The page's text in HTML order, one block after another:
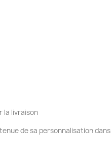
la livraison
de sa personnalisation